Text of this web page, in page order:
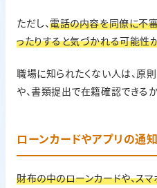
ただし、電話の内容を同僚に不
ったりすると気づかれる可能性
職場に知られたくない人は、原
や、書類提出で在籍確認できる
ローンカードやアプリの通
財布の中のローンカードや、ス